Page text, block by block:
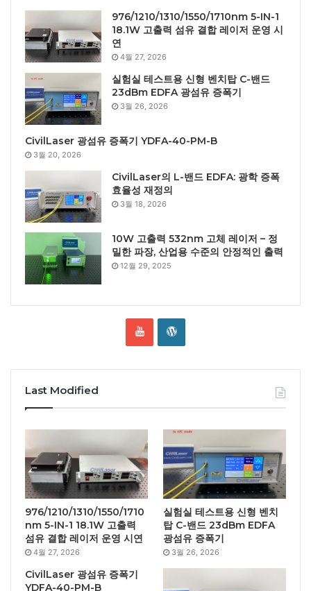
976/1210/1310/1550/1710nm 5-IN-1
18.1W 고출력 섬유 결합 레이저 운영 시
연
4월 27, 2026
실험실 테스트용 신형 벤치탑 C-밴드
23dBm EDFA 광섬유 증폭기
3월 26, 2026
CivilLaser 광섬유 증폭기 YDFA-40-PM-B
3월 20, 2026
CivilLaser의 L-밴드 EDFA: 광학 증폭
효율성 재정의
3월 18, 2026
10W 고출력 532nm 고체 레이저 – 정
밀한 파장, 산업용 수준의 안정적인 출력
12월 29, 2025
Last Modified
976/1210/1310/1550/1710
nm 5-IN-1 18.1W 고출력
섬유 결합 레이저 운영 시연
4월 27, 2026
실험실 테스트용 신형 벤치
탑 C-밴드 23dBm EDFA
광섬유 증폭기
3월 26, 2026
CivilLaser 광섬유 증폭기
YDFA-40-PM-B